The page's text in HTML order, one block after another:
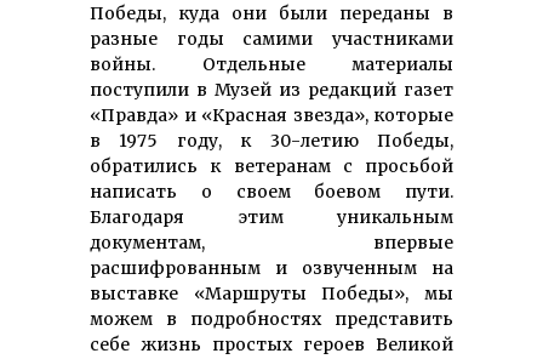
Победы, куда они были переданы в
разные годы самими участниками
войны. Отдельные материалы
поступили в Музей из редакций газет
«Правда» и «Красная звезда», которые
в 1975 году, к 30-летию Победы,
обратились к ветеранам с просьбой
написать о своем боевом пути.
Благодаря этим уникальным
документам, впервые
расшифрованным и озвученным на
выставке «Маршруты Победы», мы
можем в подробностях представить
себе жизнь простых героев Великой